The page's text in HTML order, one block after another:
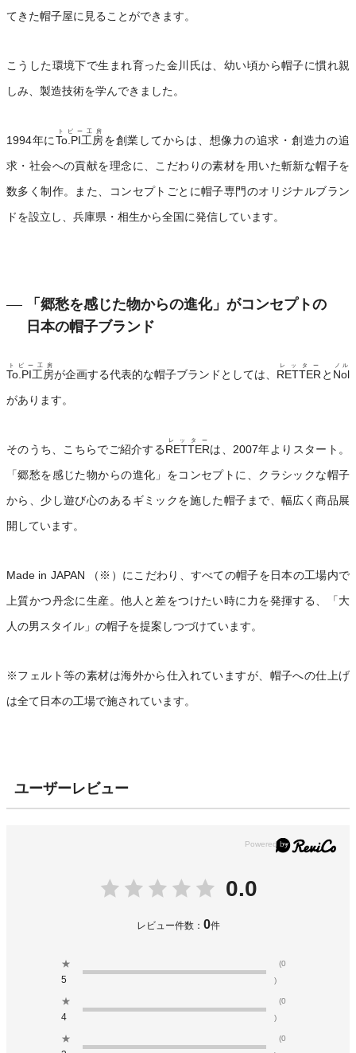
てきた帽子屋に見ることができます。
こうした環境下で生まれ育った金川氏は、幼い頃から帽子に慣れ親
しみ、製造技術を学んできました。
1994年にTo.PI工房
トピー工房
を創業してからは、想像力の追求・創造力の追
求・社会への貢献を理念に、こだわりの素材を用いた斬新な帽子を
数多く制作。また、コンセプトごとに帽子専門のオリジナルブラン
ドを設立し、兵庫県・相生から全国に発信しています。
「郷愁を感じた物からの進化」がコンセプトの
日本の帽子ブランド
To.PI工房
トピー工房
が企画する代表的な帽子ブランドとしては、 RETTER
レッター
と Nol
ノル
があります。
そのうち、こちらでご紹介するRETTER
レッター
は、2007年よりスタート。
「郷愁を感じた物からの進化」をコンセプトに、クラシックな帽子
から、少し遊び心のあるギミックを施した帽子まで、幅広く商品展
開しています。
Made in JAPAN （※）にこだわり、すべての帽子を日本の工場内で
上質かつ丹念に生産。他人と差をつけたい時に力を発揮する、「大
人の男スタイル」の帽子を提案しつづけています。
※フェルト等の素材は海外から仕入れていますが、帽子への仕上げ
は全て日本の工場で施されています。
ユーザーレビュー
0.0
レビュー件数： 0件
★
5
(0
)
★
4
(0
)
★
(0